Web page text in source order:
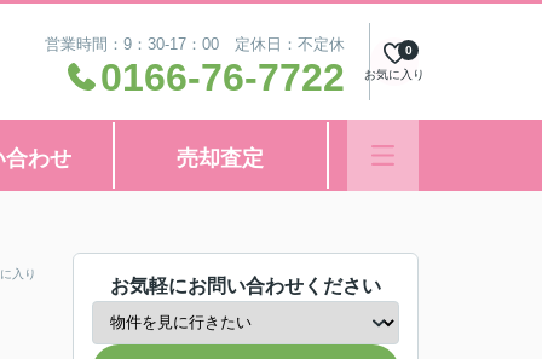
営業時間：9：30-17：00 定休日：不定休
0166-76-7722 お気に入り
0
合わせ 売却査定
入り
お気軽にお問い合わせください